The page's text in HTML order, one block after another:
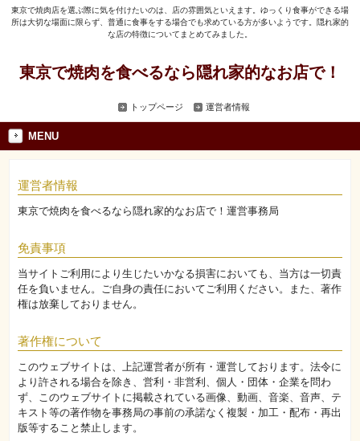
東京で焼肉店を選ぶ際に気を付けたいのは、店の雰囲気といえます。ゆっくり食事ができる場
所は大切な場面に限らず、普通に食事をする場合でも求めている方が多いようです。隠れ家的
な店の特徴についてまとめてみました。
東京で焼肉を食べるなら隠れ家的なお店で！
トップページ 運営者情報
MENU
運営者情報
東京で焼肉を食べるなら隠れ家的なお店で！運営事務局
免責事項
当サイトご利用により生じたいかなる損害においても、当方は一切責
任を負いません。ご自身の責任においてご利用ください。また、著作
権は放棄しておりません。
著作権について
このウェブサイトは、上記運営者が所有・運営しております。法令に
より許される場合を除き、営利・非営利、個人・団体・企業を問わ
ず、このウェブサイトに掲載されている画像、動画、音楽、音声、テ
キスト等の著作物を事務局の事前の承諾なく複製・加工・配布・再出
版等すること禁止します。